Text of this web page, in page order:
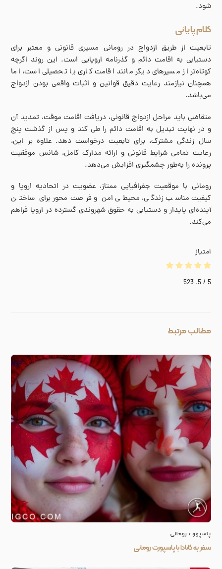
شود.
کلام پایانی
تابعیت از طریق ازدواج در رومانی مسیری قانونی و معتبر برای
دستیابی به اقامت دائم و گذرنامه اروپایی است. این روند اگرچه
کوتاه‌تر از مسیرهای دیگر مانند اقامت کاری یا تحصیلی است، اما
همچنان نیازمند رعایت دقیق قوانین و اثبات واقعی بودن ازدواج
می‌باشد.
متقاضی باید مراحل ازدواج قانونی، دریافت اقامت موقت، تمدید آن
و در نهایت تبدیل به اقامت دائم را طی کند و پس از گذشت پنج
سال زندگی مشترک، برای تابعیت درخواست دهد. علاوه بر این،
رعایت تمامی شرایط قانونی و ارائه مدارک کامل، شانس موفقیت
پرونده را به‌طور چشمگیری افزایش می‌دهد.
رومانی با موقعیت جغرافیایی ممتاز، عضویت در اتحادیه اروپا و
کیفیت مناسب زندگی، محیطی امن و فرصت‌محور برای ساختن
آینده‌ای پایدار و دستیابی به حقوق شهروندی گسترده در اروپا فراهم
می‌کند.
امتیاز
5
/ 5.
523
مطالب مرتبط
پاسپورت رومانی
سفر به کانادا با پاسپورت رومانی